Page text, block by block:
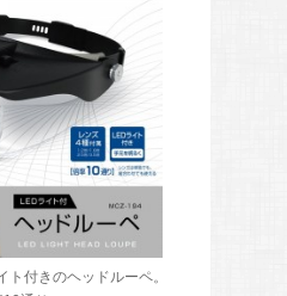
付きのヘッドルーペ。